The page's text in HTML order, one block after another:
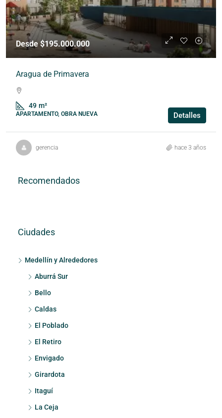
Desde $195.000.000
Aragua de Primavera
49 m²
APARTAMENTO, OBRA NUEVA Detalles
gerencia hace 3 años
Recomendados
Ciudades
Medellín y Alrededores
Aburrá Sur
Bello
Caldas
El Poblado
El Retiro
Envigado
Girardota
Itaguí
La Ceja